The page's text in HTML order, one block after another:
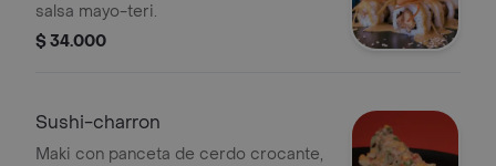
salsa mayo-teri.
$ 34.000
Sushi-charron
Maki con panceta de cerdo crocante,